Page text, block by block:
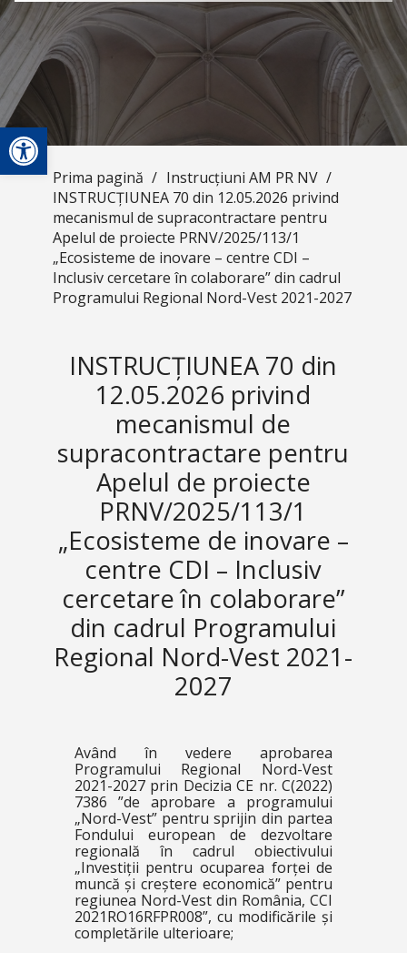
Deschide bara de unelte
Prima pagină / Instrucțiuni AM PR NV /
INSTRUCȚIUNEA 70 din 12.05.2026 privind
mecanismul de supracontractare pentru
Apelul de proiecte PRNV/2025/113/1
„Ecosisteme de inovare – centre CDI –
Inclusiv cercetare în colaborare” din cadrul
Programului Regional Nord-Vest 2021-2027
INSTRUCȚIUNEA 70 din
12.05.2026 privind
mecanismul de
supracontractare pentru
Apelul de proiecte
PRNV/2025/113/1
„Ecosisteme de inovare –
centre CDI – Inclusiv
cercetare în colaborare”
din cadrul Programului
Regional Nord-Vest 2021-
2027
Având în vedere aprobarea
Programului Regional Nord-Vest
2021-2027 prin Decizia CE nr. C(2022)
7386 ”de aprobare a programului
„Nord-Vest” pentru sprijin din partea
Fondului european de dezvoltare
regională în cadrul obiectivului
„Investiții pentru ocuparea forței de
muncă și creștere economică” pentru
regiunea Nord-Vest din România, CCI
2021RO16RFPR008”, cu modificările și
completările ulterioare;